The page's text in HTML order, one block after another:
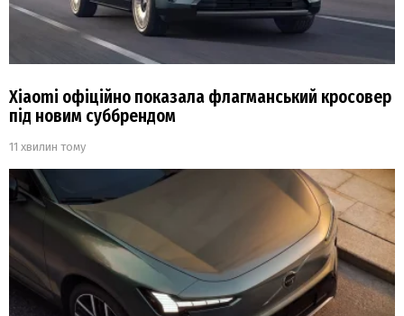
Xiaomi офіційно показала флагманський кросовер
під новим суббрендом
11 хвилин тому